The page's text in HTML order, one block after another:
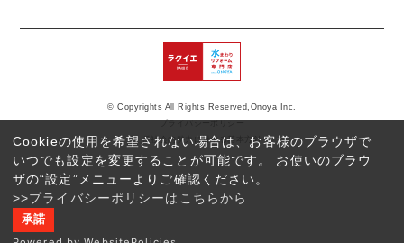
Cookieの使用を希望されない場合は、お客様のブラウザで
いつでも設定を変更することが可能です。 お使いのブラウ
ザの“設定”メニューよりご確認ください。
>>プライバシーポリシーはこちらから
承諾
反社会的勢力に対する基本方針
© Copyrights All Rights Reserved,Onoya Inc.